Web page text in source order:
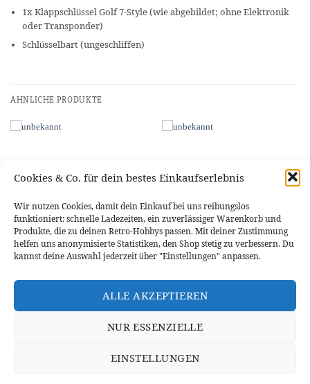
Cookies & Co. für dein bestes Einkaufserlebnis
Wir nutzen Cookies, damit dein Einkauf bei uns reibungslos
funktioniert: schnelle Ladezeiten, ein zuverlässiger Warenkorb und
Produkte, die zu deinen Retro-Hobbys passen. Mit deiner Zustimmung
helfen uns anonymisierte Statistiken, den Shop stetig zu verbessern. Du
kannst deine Auswahl jederzeit über "Einstellungen" anpassen.
ALLE AKZEPTIEREN
NUR ESSENZIELLE
EINSTELLUNGEN
1x Klappschlüssel Golf 7-Style (wie abgebildet; ohne Elektronik
oder Transponder)
Schlüsselbart (ungeschliffen)
ÄHNLICHE PRODUKTE
IN DEN WARENKORB IN DEN WARENKORB